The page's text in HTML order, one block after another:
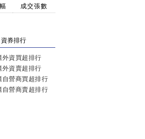
成交張數
資券排行
外資買超排行
外資賣超排行
自營商買超排行
自營商賣超排行